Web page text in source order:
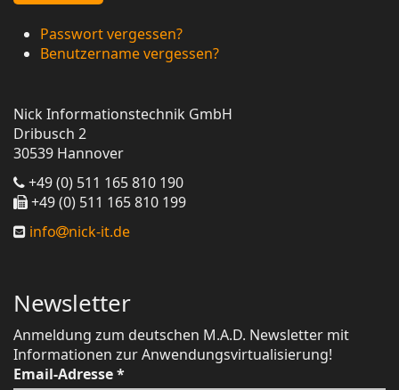
Passwort vergessen?
Benutzername vergessen?
Nick Informationstechnik GmbH
Dribusch 2
30539 Hannover
+49 (0) 511 165 810 190
+49 (0) 511 165 810 199
info
nick-it.de
Newsletter
Anmeldung zum deutschen M.A.D. Newsletter mit
Informationen zur Anwendungsvirtualisierung!
Email-Adresse*